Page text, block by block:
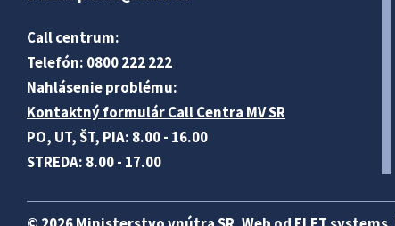
Call centrum:
Telefón: 0800 222 222
Nahlásenie problému:
Kontaktný formulár Call Centra MV SR
PO, UT, ŠT, PIA: 8.00 - 16.00
STREDA: 8.00 - 17.00